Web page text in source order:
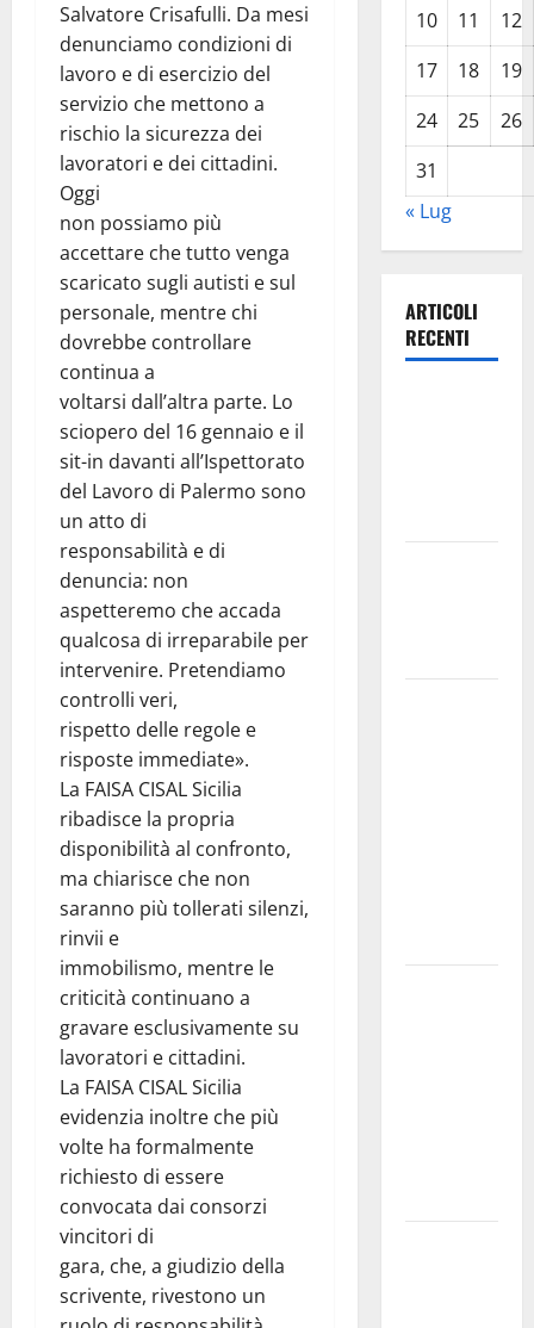
Salvatore Crisafulli. Da mesi
denunciamo condizioni di
lavoro e di esercizio del
servizio che mettono a
rischio la sicurezza dei
lavoratori e dei cittadini.
Oggi
non possiamo più
accettare che tutto venga
scaricato sugli autisti e sul
personale, mentre chi
dovrebbe controllare
continua a
voltarsi dall’altra parte. Lo
sciopero del 16 gennaio e il
sit-in davanti all’Ispettorato
del Lavoro di Palermo sono
un atto di
responsabilità e di
denuncia: non
aspetteremo che accada
qualcosa di irreparabile per
intervenire. Pretendiamo
controlli veri,
rispetto delle regole e
risposte immediate».
La FAISA CISAL Sicilia
ribadisce la propria
disponibilità al confronto,
ma chiarisce che non
saranno più tollerati silenzi,
rinvii e
immobilismo, mentre le
criticità continuano a
gravare esclusivamente su
lavoratori e cittadini.
La FAISA CISAL Sicilia
evidenzia inoltre che più
volte ha formalmente
richiesto di essere
convocata dai consorzi
vincitori di
gara, che, a giudizio della
scrivente, rivestono un
10
11
12
17
18
19
24
25
26
31
« Lug
ARTICOLI
RECENTI